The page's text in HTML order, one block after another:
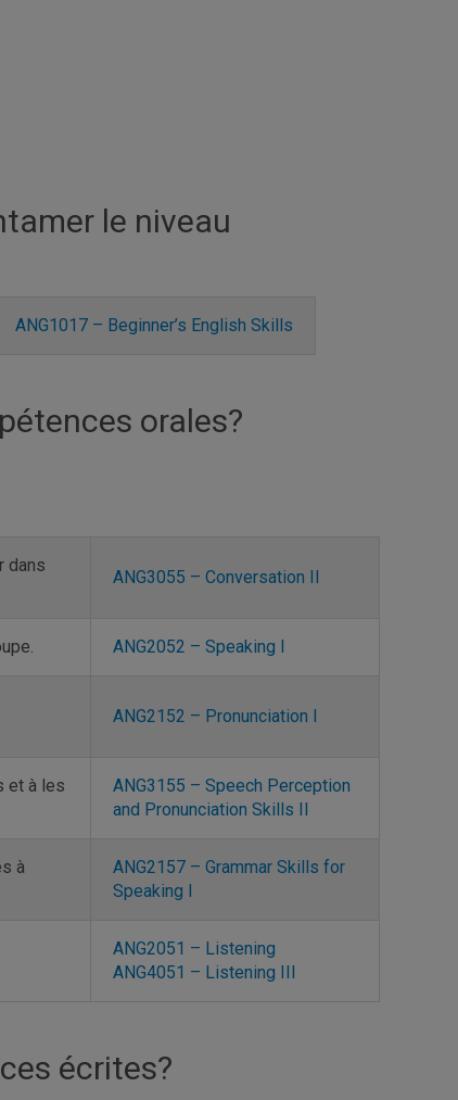
le niveau
ANG1017 – Beginner’s English Skills
orales?
dans
ANG3055 – Conversation II
ANG2052 – Speaking I
ANG2152 – Pronunciation I
et à les
ANG3155 – Speech Perception
and Pronunciation Skills II
à
ANG2157 – Grammar Skills for
Speaking I
ANG2051 – Listening
ANG4051 – Listening III
écrites?